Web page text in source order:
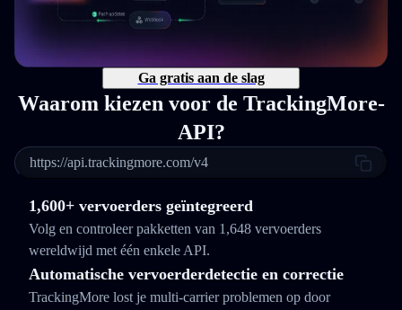
Ga gratis aan de slag
Waarom kiezen voor de TrackingMore-
API?
https://api.trackingmore.com/v4
1,600+ vervoerders geïntegreerd
Volg en controleer pakketten van 1,648 vervoerders
wereldwijd met één enkele API.
Automatische vervoerderdetectie en correctie
TrackingMore lost je multi-carrier problemen op door